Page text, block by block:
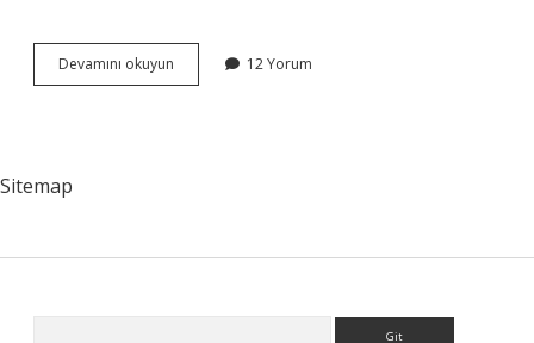
Devamını okuyun
Makeup
12 Yorum
Sitemap